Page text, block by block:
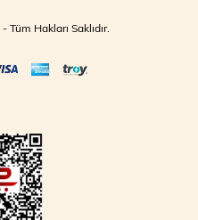
- Tüm Hakları Saklıdır.